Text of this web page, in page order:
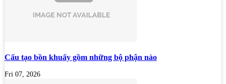
Cấu tạo bồn khuấy gồm những bộ phận nào
Fri 07, 2026